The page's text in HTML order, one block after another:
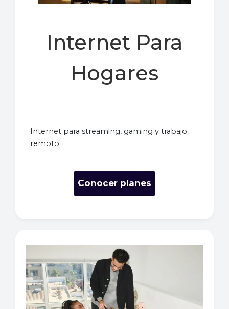
Internet Para
Hogares
Internet para streaming, gaming y trabajo
remoto.
Conocer planes